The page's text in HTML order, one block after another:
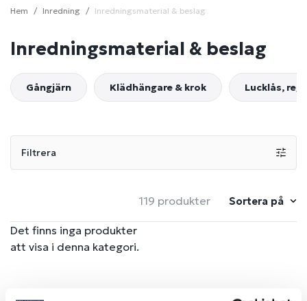
Hem Inredning Inredningsmaterial & beslag
Inredningsmaterial & beslag
Gångjärn Klädhängare & krok Lucklås,
Filtrera
119 produkter Sortera på
Det finns inga produkter
att visa i denna kategori.